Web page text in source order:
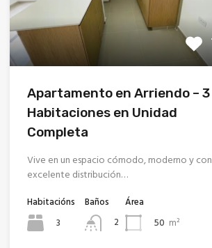
Apartamento en Arriendo – 3
Habitaciones en Unidad
Completa
Vive en un espacio cómodo, moderno y con
excelente distribución…
Habitacións
3
Baños
2
Área
50 m²